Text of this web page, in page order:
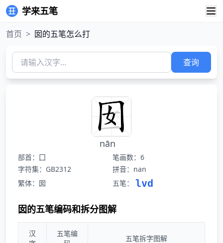
学来五笔
首页 > 囡的五笔怎么打
查询
nān
部首：囗
笔画数：6
字符集：GB2312
拼音：nan
繁体：囡
五笔： lvd
囡的五笔编码和拆分图解
汉
五笔编
五笔拆字图解